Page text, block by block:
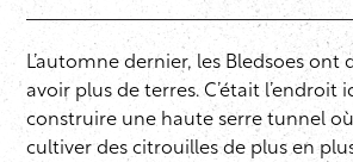
L’automne dernier, les Bledsoes ont
avoir plus de terres. C’était l’endroit
construire une haute serre tunnel
cultiver des citrouilles de plus en